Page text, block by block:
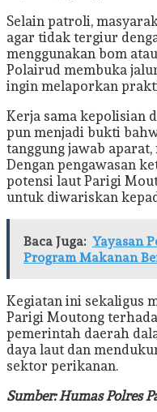
Selain patroli,
agar tidak tergiur
menggunakan bom
Polairud membuka
ingin melaporkan
Kerja sama kepolisian
pun menjadi bukti
tanggung jawab
Dengan pengawasan
potensi laut Parigi
untuk diwariskan
Baca Juga: Yayasan
Program Makanan
Kegiatan ini sekaligus
Parigi Moutong
pemerintah daerah
daya laut dan
sektor perikanan.
Sumber: Humas Polres